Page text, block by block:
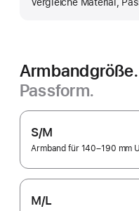
Armbandgröße.
Passform.
S/M
Armband für 140–190 mm
M/L